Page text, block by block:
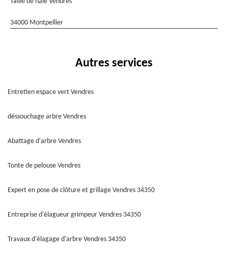
34000 Montpellier
Autres services
Entretien espace vert Vendres
déssouchage arbre Vendres
Abattage d'arbre Vendres
Tonte de pelouse Vendres
Expert en pose de clôture et grillage Vendres 34350
Entreprise d'élagueur grimpeur Vendres 34350
Travaux d'élagage d'arbre Vendres 34350